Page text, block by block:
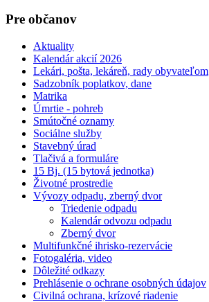
Pre občanov
Aktuality
Kalendár akcií 2026
Lekári, pošta, lekáreň, rady obyvateľom
Sadzobník poplatkov, dane
Matrika
Úmrtie - pohreb
Smútočné oznamy
Sociálne služby
Stavebný úrad
Tlačivá a formuláre
15 Bj. (15 bytová jednotka)
Životné prostredie
Vývozy odpadu, zberný dvor
Triedenie odpadu
Kalendár odvozu odpadu
Zberný dvor
Multifunkčné ihrisko-rezervácie
Fotogaléria, video
Dôležité odkazy
Prehlásenie o ochrane osobných údajov
Civilná ochrana, krízové riadenie